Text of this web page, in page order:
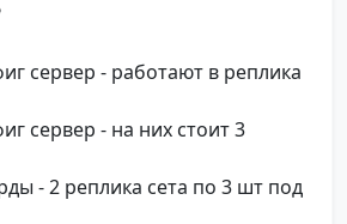
сервер - работают в реплика
сервер - на них стоит 3
- 2 реплика сета по 3 шт под